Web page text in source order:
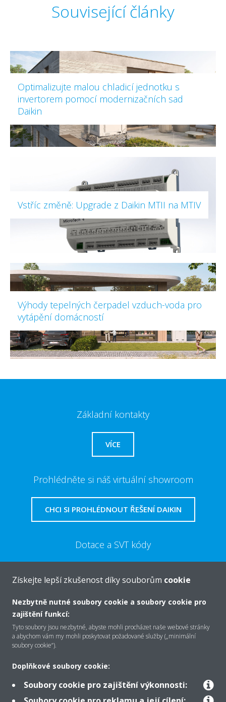
Související články
Optimalizujte malou chladicí jednotku s
invertorem pomocí modernizačních sad
Daikin
Vstříc změně: Upgrade z Daikin MTII na MTIV
Výhody tepelných čerpadel vzduch-voda pro
vytápění domácností
Základní kontakty
VÍCE
Prohlédněte si náš virtuální showroom
CHCI SI PROHLÉDNOUT ŘEŠENÍ DAIKIN
Dotace a SVT kódy
VÍCE
O společnosti Daikin
Řešení
Získejte lepší zkušenost díky souborům cookie
Nezbytně nutné soubory cookie a soubory cookie pro
zajištění funkcí:
Tyto soubory jsou nezbytné, abyste mohli procházet naše webové stránky
a abychom vám my mohli poskytovat požadované služby („minimální
soubory cookie“).
Doplňkové soubory cookie:
Soubory cookie pro zajištění výkonnosti: